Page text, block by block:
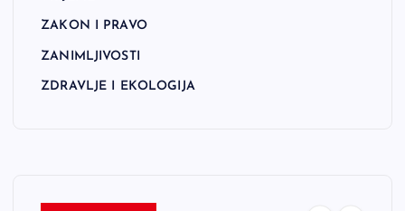
ZAKON I PRAVO
ZANIMLJIVOSTI
ZDRAVLJE I EKOLOGIJA